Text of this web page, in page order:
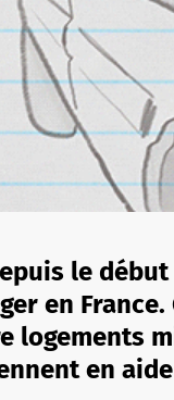
le début
en
logements
en